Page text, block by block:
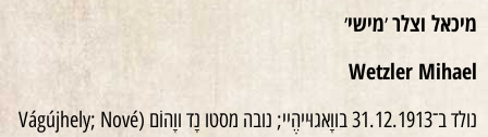
מיכאל וצלר׳מישי׳
Wetzler Mihael
נולד ב־31.12.1913 בווָאגוּייהֶיי; נובה מסטו נָד ווָהוֹם (Vágújhely; Nové